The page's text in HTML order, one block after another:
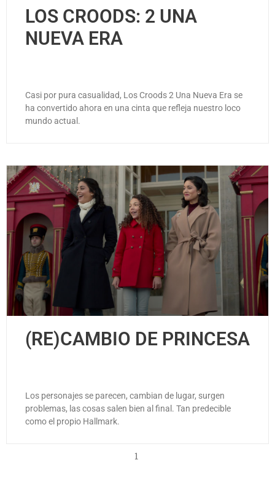
LOS CROODS: 2 UNA
NUEVA ERA
Casi por pura casualidad, Los Croods 2 Una Nueva Era se
ha convertido ahora en una cinta que refleja nuestro loco
mundo actual.
(RE)CAMBIO DE PRINCESA
Los personajes se parecen, cambian de lugar, surgen
problemas, las cosas salen bien al final. Tan predecible
como el propio Hallmark.
1